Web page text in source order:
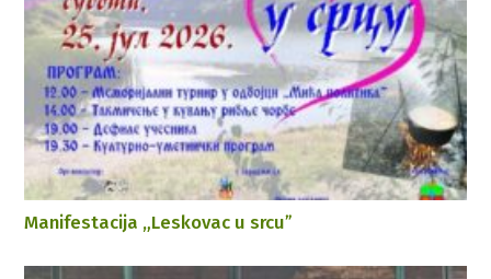
Manifestacija „Leskovac u srcuˮ